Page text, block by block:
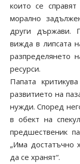
които се
морално
други държави.
вижда в липсата
разпределянето
ресурси.
Папата
развитието на
нужди. Според
в обект на
предшественик
„Има достатъчно
да се хранят“.